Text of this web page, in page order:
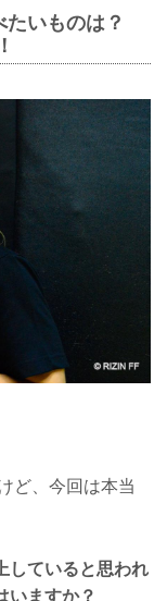
いものは？
ど、今回は本当
していると思われ
いますか？